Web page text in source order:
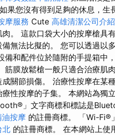
如果您沒有得到足夠的休息，生
摩服務 Cute 高雄清潔公司介紹
肉。 這款口袋大小的按摩槍具
備無法比擬的。 您可以透過以
備和配件位於隨附的手提箱中
筋膜放鬆槍一般只適合治療肌
成關節損傷。 治療性按摩在某
療性按摩的子集。 本網站為獨
」文字商標和標誌是
油按摩 的註冊商標。 「Wi-Fi®
北 的註冊商標。 在本網站上使